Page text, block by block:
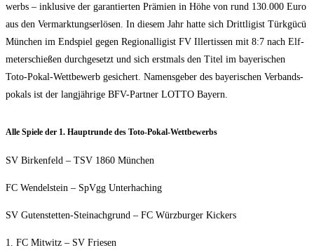
werbs – inklu­si­ve der garan­tier­ten Prä­mi­en in Höhe von rund 130.000 Euro
aus den Ver­mark­tungs­er­lö­sen. In die­sem Jahr hat­te sich Dritt­li­gist Türk­gücü
Mün­chen im End­spiel gegen Regio­nal­li­gist FV Iller­tis­sen mit 8:7 nach Elf­
me­ter­schie­ßen durch­ge­setzt und sich erst­mals den Titel im baye­ri­schen
Toto-Pokal-Wett­be­werb gesi­chert. Namens­ge­ber des baye­ri­schen Ver­bands­
po­kals ist der lang­jäh­ri­ge BFV-Part­ner LOTTO Bayern.
Alle Spie­le der 1. Haupt­run­de des Toto-Pokal-Wettbewerbs
SV Bir­ken­feld – TSV 1860 München
FC Wen­del­stein – SpVgg Unterhaching
SV Guten­stet­ten-Steinach­grund – FC Würz­bur­ger Kickers
1. FC Mit­witz – SV Friesen